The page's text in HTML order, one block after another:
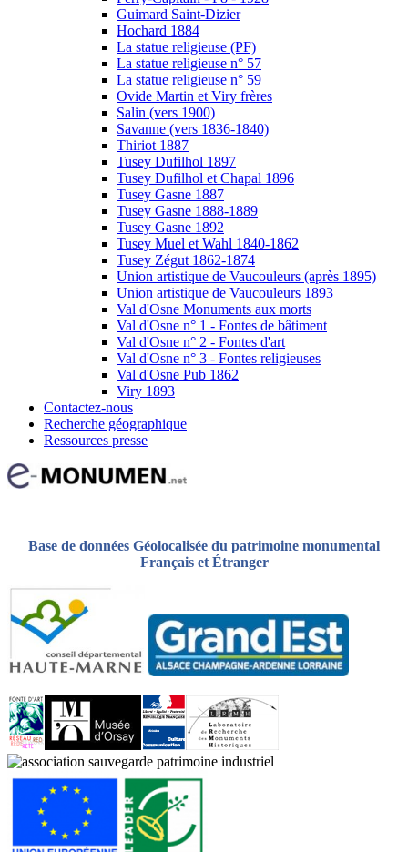
Guimard Saint-Dizier
Hochard 1884
La statue religieuse (PF)
La statue religieuse n° 57
La statue religieuse n° 59
Ovide Martin et Viry frères
Salin (vers 1900)
Savanne (vers 1836-1840)
Thiriot 1887
Tusey Dufilhol 1897
Tusey Dufilhol et Chapal 1896
Tusey Gasne 1887
Tusey Gasne 1888-1889
Tusey Gasne 1892
Tusey Muel et Wahl 1840-1862
Tusey Zégut 1862-1874
Union artistique de Vaucouleurs (après 1895)
Union artistique de Vaucouleurs 1893
Val d'Osne Monuments aux morts
Val d'Osne n° 1 - Fontes de bâtiment
Val d'Osne n° 2 - Fontes d'art
Val d'Osne n° 3 - Fontes religieuses
Val d'Osne Pub 1862
Viry 1893
Contactez-nous
Recherche géographique
Ressources presse
Base de données Géolocalisée du patrimoine monumental
Français et Étranger